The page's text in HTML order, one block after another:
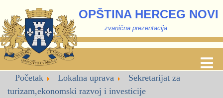
OPŠTINA HERCEG NOVI
zvanična prezentacija
Početak Lokalna uprava
Sekretarijat za
turizam,ekonomski razvoj i investicije